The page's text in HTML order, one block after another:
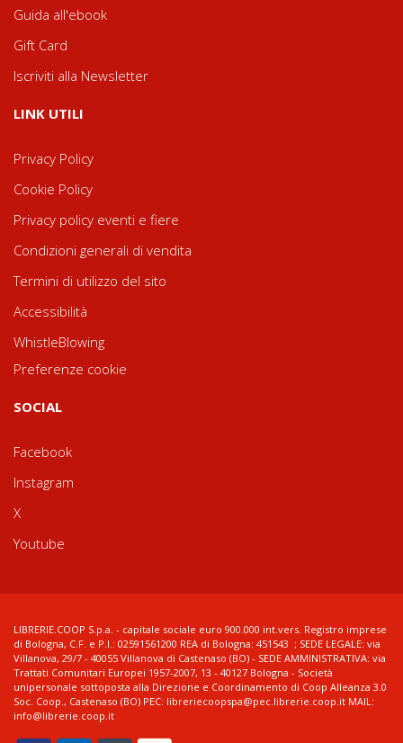
Guida all'ebook
Gift Card
Iscriviti alla Newsletter
LINK UTILI
Privacy Policy
Cookie Policy
Privacy policy eventi e fiere
Condizioni generali di vendita
Termini di utilizzo del sito
Accessibilità
WhistleBlowing
Preferenze cookie
SOCIAL
Facebook
Instagram
X
Youtube
LIBRERIE.COOP S.p.a. - capitale sociale euro 900.000 int.vers. Registro imprese
di Bologna, C.F. e P.I.: 02591561200 REA di Bologna: 451543 ; SEDE LEGALE: via
Villanova, 29/7 - 40055 Villanova di Castenaso (BO) - SEDE AMMINISTRATIVA: via
Trattati Comunitari Europei 1957-2007, 13 - 40127 Bologna - Società
unipersonale sottoposta alla Direzione e Coordinamento di Coop Alleanza 3.0
Soc. Coop., Castenaso (BO) PEC: libreriecoopspa@pec.librerie.coop.it MAIL:
info@librerie.coop.it